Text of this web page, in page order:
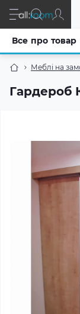
Меблі на
Гардероб
Все про товар